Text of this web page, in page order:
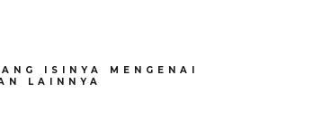
ISINYA MENGENAI
LAINNYA